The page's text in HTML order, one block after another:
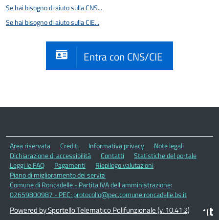
Se hai bisogno di aiuto sulla CNS...
Se hai bisogno di aiuto sulla CIE...
Entra con CNS/CIE
Area riservata Crediti Informativa privacy
Note legali
Dichiarazione di accessibilità
Contatti
Statistiche del portale
Leggi le FAQ
Pagamenti
Riepilogo valutazioni
Piano di miglioramento dei servizi
Comune di Roncadelle - Partita IVA dell'amministrazione:
02659800987 - PEC: protocollo@pec.comune.roncadelle.bs.it
Powered by Sportello Telematico Polifunzionale (v. 10.41.2)